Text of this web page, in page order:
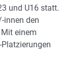
und U16 statt.
innen den
einem